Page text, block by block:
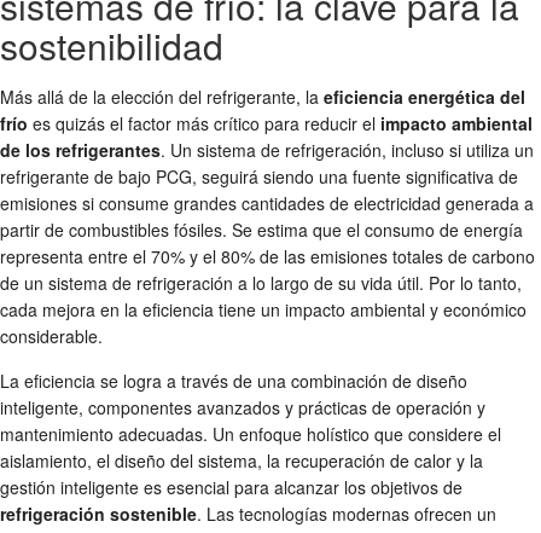
sostenibilidad
Más allá de la elección del refrigerante, la eficiencia energética del
frío es quizás el factor más crítico para reducir el impacto ambiental
de los refrigerantes. Un sistema de refrigeración, incluso si utiliza un
refrigerante de bajo PCG, seguirá siendo una fuente significativa de
emisiones si consume grandes cantidades de electricidad generada a
partir de combustibles fósiles. Se estima que el consumo de energía
representa entre el 70% y el 80% de las emisiones totales de carbono
de un sistema de refrigeración a lo largo de su vida útil. Por lo tanto,
cada mejora en la eficiencia tiene un impacto ambiental y económico
considerable.
La eficiencia se logra a través de una combinación de diseño
inteligente, componentes avanzados y prácticas de operación y
mantenimiento adecuadas. Un enfoque holístico que considere el
aislamiento, el diseño del sistema, la recuperación de calor y la
gestión inteligente es esencial para alcanzar los objetivos de
refrigeración sostenible. Las tecnologías modernas ofrecen un